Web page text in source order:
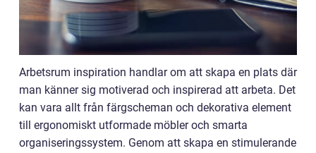
Arbetsrum inspiration handlar om att skapa en plats där
man känner sig motiverad och inspirerad att arbeta. Det
kan vara allt från färgscheman och dekorativa element
till ergonomiskt utformade möbler och smarta
organiseringssystem. Genom att skapa en stimulerande